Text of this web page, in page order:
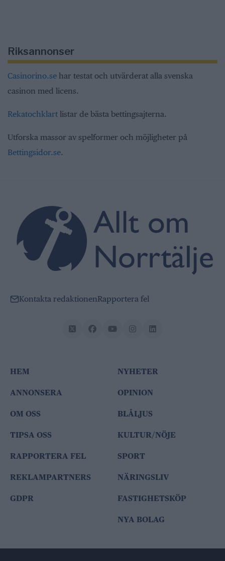
Riksannonser
Casinorino.se har testat och utvärderat alla svenska
casinon med licens.
Rekatochklart listar de bästa bettingsajterna.
Utforska massor av spelformer och möjligheter på
Bettingsidor.se.
Kontakta redaktionenRapportera fel
HEM
ANNONSERA
OM OSS
TIPSA OSS
RAPPORTERA FEL
REKLAMPARTNERS
GDPR
NYHETER
OPINION
BLÅLJUS
KULTUR/NÖJE
SPORT
NÄRINGSLIV
FASTIGHETSKÖP
NYA BOLAG